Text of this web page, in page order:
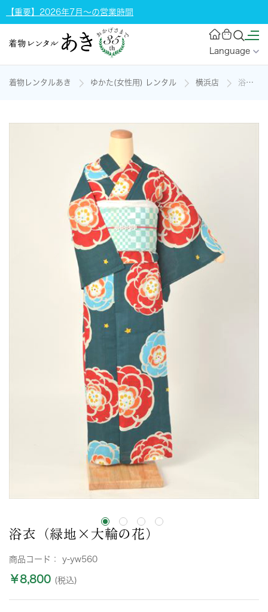
【重要】2026年7月～の営業時間
Language
着物レンタルあき ゆかた(女性用) レンタル 横浜店 浴衣（緑地×大輪の花）の着物レンタル
浴衣（緑地×大輪の花）
商品コード： y-yw560
￥8,800 (税込)